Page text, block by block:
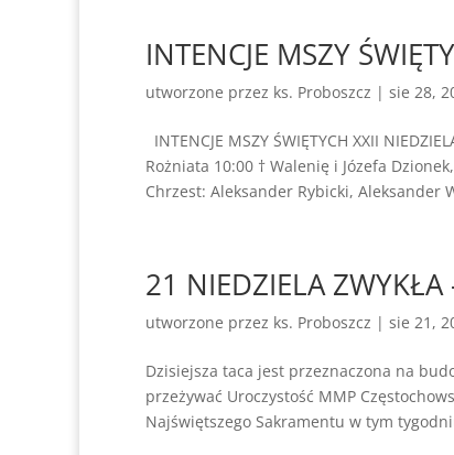
INTENCJE MSZY
utworzone przez ks. Proboszcz | sie 28,
INTENCJE MSZY ŚWIĘTYCH XXII
Rożniata 10:00 † Walenię i Józefa
Chrzest: Aleksander Rybicki, Aleksander
21 NIEDZIELA
utworzone przez ks. Proboszcz | sie 21,
Dzisiejsza taca jest przeznaczona na
przeżywać Uroczystość MMP
Najświętszego Sakramentu w tym